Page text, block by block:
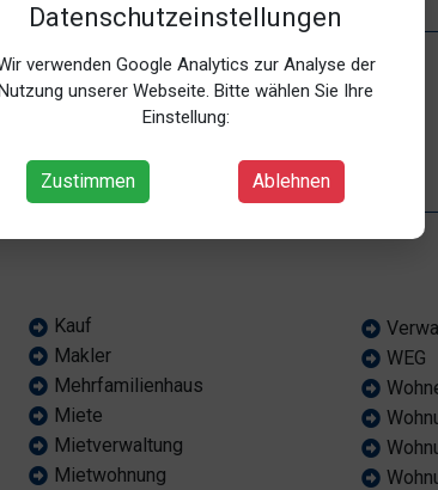
Datenschutzeinstellungen
verwenden Google Analytics zur Analyse der
unserer Webseite. Bitte wählen Sie Ihre
Einstellung:
Zustimmen Ablehnen
Kauf
Makler
Mehrfamilienhaus
Miete
Mietverwaltung
Mietwohnung
WEG